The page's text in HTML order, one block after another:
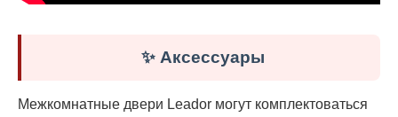
✨ Аксессуары
Межкомнатные двери Leador могут комплектоваться